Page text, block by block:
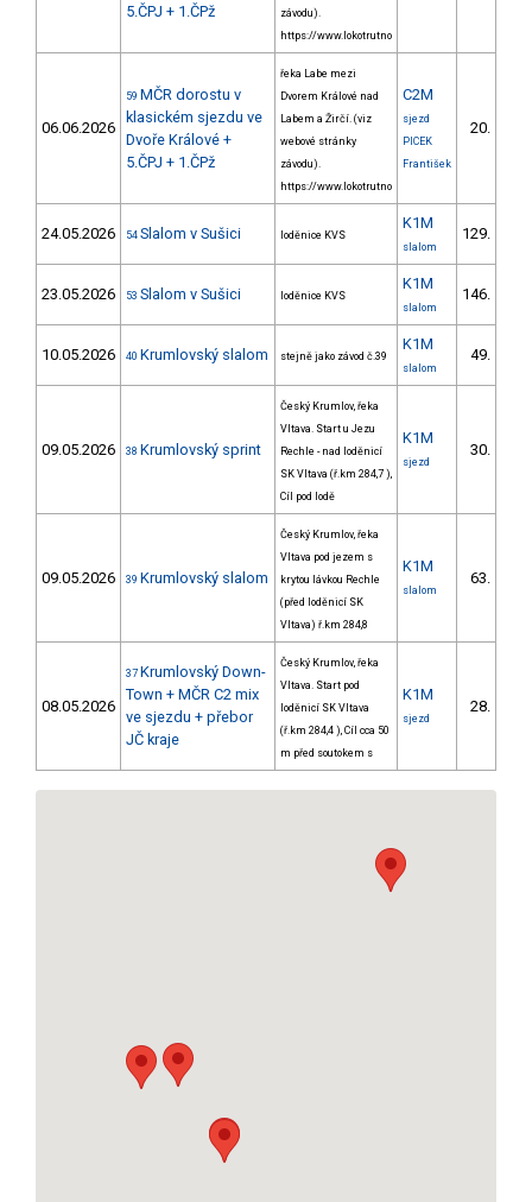
5.ČPJ + 1.ČPž
závodu).
https://www.lokotrutno
06.06.2026
59 MČR dorostu v
klasickém sjezdu ve
Dvoře Králové +
5.ČPJ + 1.ČPž
řeka Labe mezi
Dvorem Králové nad
Labem a Žirčí. (viz
webové stránky
závodu).
https://www.lokotrutno
C2M
sjezd
PICEK
František
20.
24.05.2026 54 Slalom v Sušici loděnice KVS
K1M
slalom
129.
23.05.2026 53 Slalom v Sušici loděnice KVS
K1M
slalom
146.
10.05.2026 40 Krumlovský slalom stejně jako závod č.39
K1M
slalom
49.
09.05.2026 38 Krumlovský sprint
Český Krumlov, řeka
Vltava. Start u Jezu
Rechle - nad loděnicí
SK Vltava (ř.km 284,7 ),
Cíl pod lodě
K1M
sjezd
30.
09.05.2026 39 Krumlovský slalom
Český Krumlov, řeka
Vltava pod jezem s
krytou lávkou Rechle
(před loděnicí SK
Vltava) ř.km 284,8
K1M
slalom
63.
08.05.2026
37 Krumlovský Down-
Town + MČR C2 mix
ve sjezdu + přebor
JČ kraje
Český Krumlov, řeka
Vltava. Start pod
loděnicí SK Vltava
(ř.km 284,4 ), Cíl cca 50
m před soutokem s
K1M
sjezd
28.